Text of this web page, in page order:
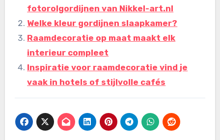
fotorolgordijnen van Nikkel-art.nl
Welke kleur gordijnen slaapkamer?
Raamdecoratie op maat maakt elk
interieur compleet
Inspiratie voor raamdecoratie vind je
vaak in hotels of stijlvolle cafés